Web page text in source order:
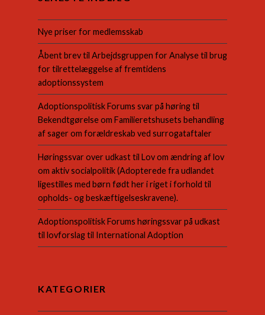
Nye priser for medlemsskab
Åbent brev til Arbejdsgruppen for Analyse til brug
for tilrettelæggelse af fremtidens
adoptionssystem
Adoptionspolitisk Forums svar på høring til
Bekendtgørelse om Familieretshusets behandling
af sager om forældreskab ved surrogataftaler
Høringssvar over udkast til Lov om ændring af lov
om aktiv socialpolitik (Adopterede fra udlandet
ligestilles med børn født her i riget i forhold til
opholds- og beskæftigelseskravene).
Adoptionspolitisk Forums høringssvar på udkast
til lovforslag til International Adoption
KATEGORIER